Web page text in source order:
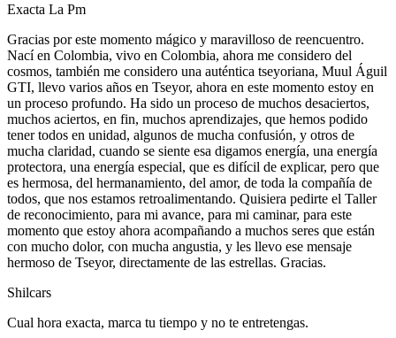
Exacta La Pm
Gracias por este momento mágico y maravilloso de reencuentro.
Nací en Colombia, vivo en Colombia, ahora me considero del
cosmos, también me considero una auténtica tseyoriana, Muul Águil
GTI, llevo varios años en Tseyor, ahora en este momento estoy en
un proceso profundo. Ha sido un proceso de muchos desaciertos,
muchos aciertos, en fin, muchos aprendizajes, que hemos podido
tener todos en unidad, algunos de mucha confusión, y otros de
mucha claridad, cuando se siente esa digamos energía, una energía
protectora, una energía especial, que es difícil de explicar, pero que
es hermosa, del hermanamiento, del amor, de toda la compañía de
todos, que nos estamos retroalimentando. Quisiera pedirte el Taller
de reconocimiento, para mi avance, para mi caminar, para este
momento que estoy ahora acompañando a muchos seres que están
con mucho dolor, con mucha angustia, y les llevo ese mensaje
hermoso de Tseyor, directamente de las estrellas. Gracias.
Shilcars
Cual hora exacta, marca tu tiempo y no te entretengas.